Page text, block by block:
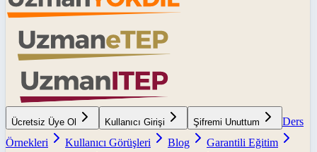
Ücretsiz Üye Ol Kullanıcı Girişi Şifremi Unuttum
Ders
Örnekleri
Kullanıcı Görüşleri Blog
Garantili Eğitim